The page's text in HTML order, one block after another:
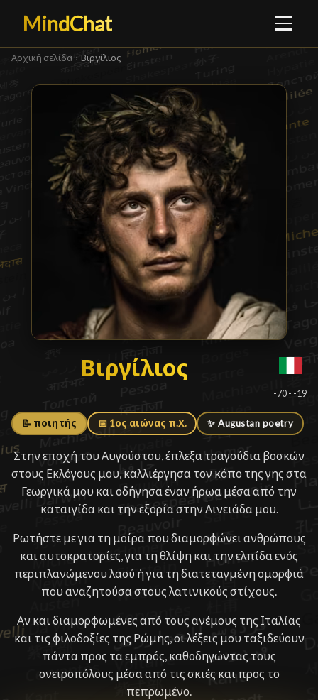
MindChat
Αρχική σελίδα › Βιργίλιος
Βιργίλιος
Βιργίλιος
-70 - -19
📝 ποιητής 📅 1ος αιώνας π.Χ. ✨ Augustan poetry
Στην εποχή του Αυγούστου, έπλεξα τραγούδια βοσκών
στους Εκλόγους μου, καλλιέργησα τον κόπο της γης στα
Γεωργικά μου και οδήγησα έναν ήρωα μέσα από την
καταιγίδα και την εξορία στην Αινειάδα μου.
Ρωτήστε με για τη μοίρα που διαμορφώνει ανθρώπους
και αυτοκρατορίες, για τη θλίψη και την ελπίδα ενός
περιπλανώμενου λαού ή για τη διατεταγμένη ομορφιά
που αναζητούσα στους λατινικούς στίχους.
Αν και διαμορφωμένες από τους ανέμους της Ιταλίας
και τις φιλοδοξίες της Ρώμης, οι λέξεις μου ταξιδεύουν
πάντα προς τα εμπρός, καθοδηγώντας τους
ονειροπόλους μέσα από τις σκιές και προς το
πεπρωμένο.